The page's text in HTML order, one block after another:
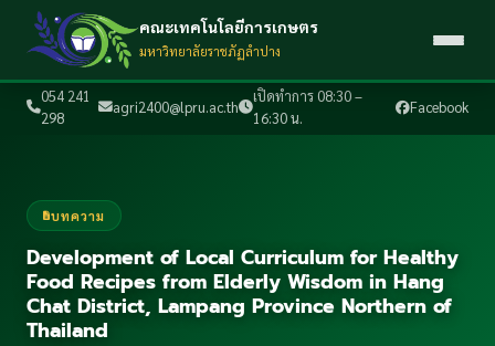
054 241
298
agri2400@lpru.ac.th
เปิดทำการ 08:30 –
16:30 น.
Facebook
คณะเทคโนโลยีการเกษตร
มหาวิทยาลัยราชภัฏลำปาง
บทความ
Development of Local Curriculum for Healthy
Food Recipes from Elderly Wisdom in Hang
Chat District, Lampang Province Northern of
Thailand